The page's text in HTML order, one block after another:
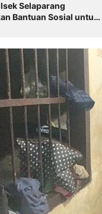
Selaparang
Bantuan Sosial untuk